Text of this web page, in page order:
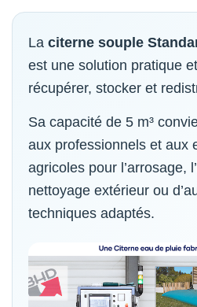
La citerne souple
est une solution pratique
récupérer, stocker et
Sa capacité de 5 m³
aux professionnels et aux
agricoles pour l’arrosage,
nettoyage extérieur ou
techniques adaptés.